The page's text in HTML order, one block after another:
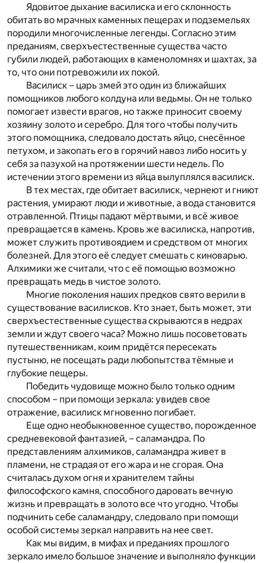
Ядовитое дыхание василиска и его склонность
обитать во мрачных каменных пещерах и подземельях
породили многочисленные легенды. Согласно этим
преданиям, сверхъестественные существа часто
губили людей, работающих в каменоломнях и шахтах, за
то, что они потревожили их покой.
Василиск – царь змей это один из ближайших
помощников любого колдуна или ведьмы. Он не только
помогает извести врагов, но также приносит своему
хозяину золото и серебро. Для того чтобы получить
этого помощника, следовало достать яйцо, снесённое
петухом, и закопать его в горячий навоз либо носить у
себя за пазухой на протяжении шести недель. По
истечении этого времени из яйца вылуплялся василиск.
В тех местах, где обитает василиск, чернеют и гниют
растения, умирают люди и животные, а вода становится
отравленной. Птицы падают мёртвыми, и всё живое
превращается в камень. Кровь же василиска, напротив,
может служить противоядием и средством от многих
болезней. Для этого её следует смешать с киноварью.
Алхимики же считали, что с её помощью возможно
превращать медь в чистое золото.
Многие поколения наших предков свято верили в
существование василисков. Кто знает, быть может, эти
сверхъестественные существа скрываются в недрах
земли и ждут своего часа? Можно лишь посоветовать
путешественникам, коим придётся пересекать
пустыню, не посещать ради любопытства тёмные и
глубокие пещеры.
Победить чудовище можно было только одним
способом – при помощи зеркала: увидев свое
отражение, василиск мгновенно погибает.
Еще одно необыкновенное существо, порожденное
средневековой фантазией, – саламандра. По
представлениям алхимиков, саламандра живет в
пламени, не страдая от его жара и не сгорая. Она
считалась духом огня и хранителем тайны
философского камня, способного даровать вечную
жизнь и превращать в золото все что угодно. Чтобы
подчинить себе саламандру, следовало при помощи
особой системы зеркал направить на нее свет.
Как мы видим, в мифах и преданиях прошлого
зеркало имело большое значение и выполняло функции